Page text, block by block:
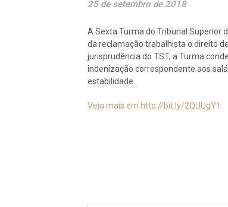
25 de setembro de 2018
A Sexta Turma do Tribunal Superior
da reclamação trabalhista o direito
jurisprudência do TST, a Turma
indenização correspondente aos
estabilidade.
Veja mais em http://bit.ly/2QUUgY1.